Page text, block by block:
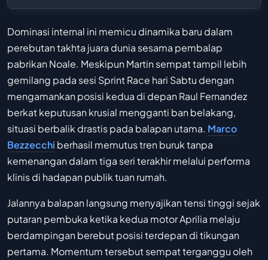
Dominasi internal ini memicu dinamika baru dalam
perebutan takhta juara dunia sesama pembalap
pabrikan Noale. Meskipun Martin sempat tampil lebih
gemilang pada sesi Sprint Race hari Sabtu dengan
mengamankan posisi kedua di depan Raul Fernandez
berkat keputusan krusial mengganti ban belakang,
situasi berbalik drastis pada balapan utama. Marco
Bezzecchi berhasil memutus tren buruk tanpa
kemenangan dalam tiga seri terakhir melalui performa
klinis di hadapan publik tuan rumah.
Jalannya balapan langsung menyajikan tensi tinggi sejak
putaran pembuka ketika kedua motor Aprilia melaju
berdampingan berebut posisi terdepan di tikungan
pertama. Momentum tersebut sempat terganggu oleh